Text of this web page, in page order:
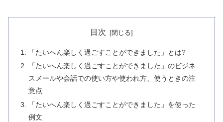
目次
「たいへん楽しく過ごすことができました」とは?
「たいへん楽しく過ごすことができました」のビジネ
スメールや会話での使い方や使われ方、使うときの注
意点
「たいへん楽しく過ごすことができました」を使った
例文